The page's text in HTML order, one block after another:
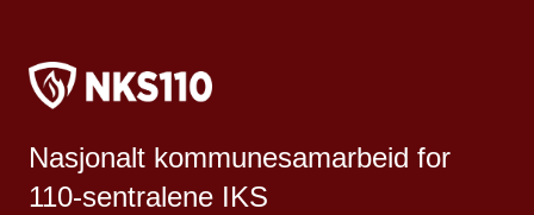
Nasjonalt kommunesamarbeid for
110-sentralene IKS